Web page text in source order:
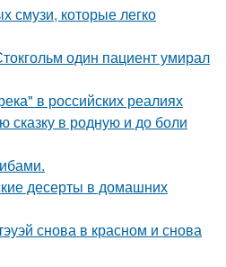
смузи, которые легко
один пациент умирал
в российских реалиях
сказку в родную и до боли
десерты в домашних
снова в красном и снова